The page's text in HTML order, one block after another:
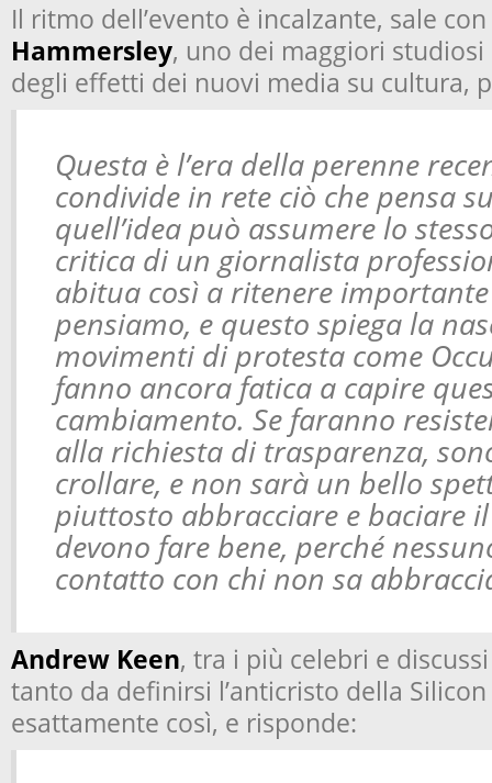
Il ritmo dell’evento è incalzante, sale
Hammersley, uno dei maggiori
degli effetti dei nuovi media su cultura,
Questa è l’era della perenne
condivide in rete ciò che pensa
quell’idea può assumere lo
critica di un giornalista
abitua così a ritenere
pensiamo, e questo spiega la
movimenti di protesta come
fanno ancora fatica a capire
cambiamento. Se faranno
alla richiesta di trasparenza,
crollare, e non sarà un bello
piuttosto abbracciare e baciare
devono fare bene, perché
contatto con chi non sa
Andrew Keen, tra i più celebri e
tanto da definirsi l’anticristo della
esattamente così, e risponde: